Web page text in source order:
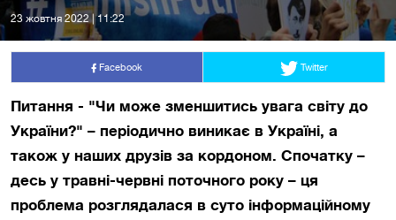
23 жовтня 2022 | 11:22
Facebook Twitter
Питання - "Чи може зменшитись увага світу до
України?" – періодично виникає в Україні, а
також у наших друзів за кордоном. Спочатку –
десь у травні-червні поточного року – ця
проблема розглядалася в суто інформаційному